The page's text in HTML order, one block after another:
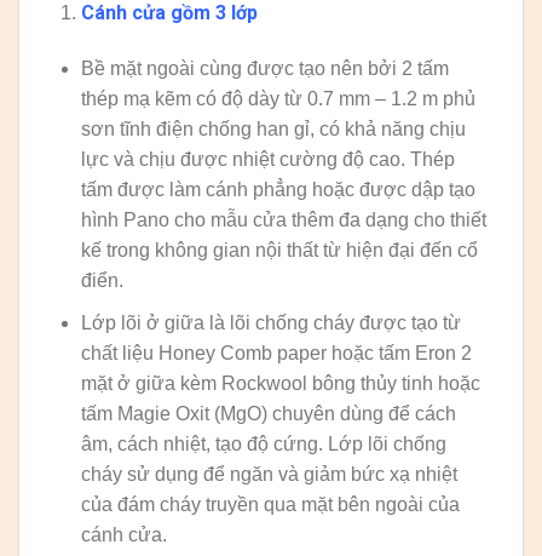
Cánh cửa gồm 3 lớp
Bề mặt ngoài cùng được tạo nên bởi 2 tấm
thép mạ kẽm có độ dày từ 0.7 mm – 1.2 m phủ
sơn tĩnh điện chống han gỉ, có khả năng chịu
lực và chịu được nhiệt cường độ cao. Thép
tấm được làm cánh phẳng hoặc được dập tạo
hình Pano cho mẫu cửa thêm đa dạng cho thiết
kế trong không gian nội thất từ hiện đại đến cổ
điển.
Lớp lõi ở giữa là lõi chống cháy được tạo từ
chất liệu Honey Comb paper hoặc tấm Eron 2
mặt ở giữa kèm Rockwool bông thủy tinh hoặc
tấm Magie Oxit (MgO) chuyên dùng để cách
âm, cách nhiệt, tạo độ cứng. Lớp lõi chống
cháy sử dụng để ngăn và giảm bức xạ nhiệt
của đám cháy truyền qua mặt bên ngoài của
cánh cửa.